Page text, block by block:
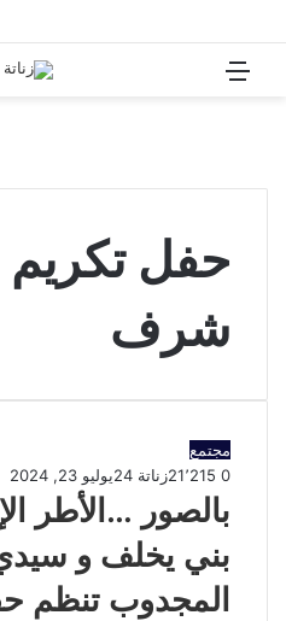
القائمة
حفل
شرف
مجتمع
زناتة 24
يوليو 23, 2024 0
بالصور …الأطر
بني يخلف و
المجدوب تنظم